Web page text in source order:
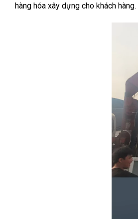
hàng hóa xây dựng cho khách hàng.